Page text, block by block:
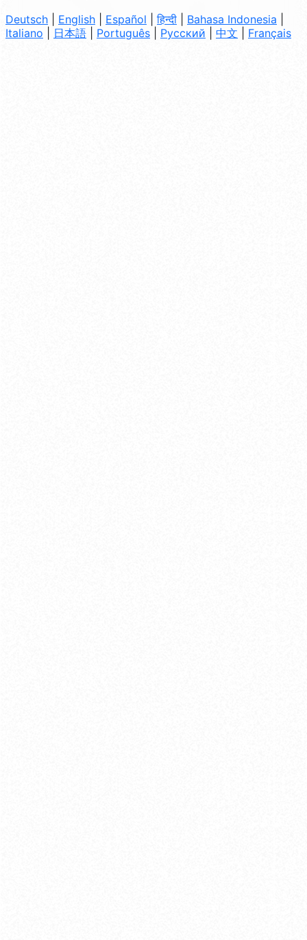
Deutsch
English Español |हिन्दी Bahasa Indonesia
Italiano
日本語 Português Русский 中文 Français